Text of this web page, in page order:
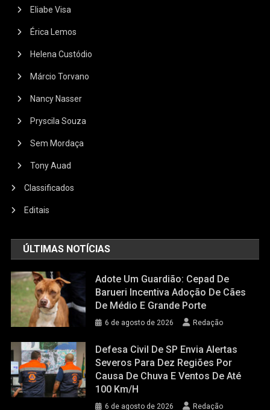
Eliabe Visa
Érica Lemos
Helena Custódio
Márcio Torvano
Nancy Nasser
Pryscila Souza
Sem Mordaça
Tony Auad
Classificados
Editais
ÚLTIMAS NOTÍCIAS
Adote Um Guardião: Cepad De
Barueri Incentiva Adoção De Cães
De Médio E Grande Porte
6 de agosto de 2026 Redação
Defesa Civil De SP Envia Alertas
Severos Para Dez Regiões Por
Causa De Chuva E Ventos De Até
100 Km/h
6 de agosto de 2026 Redação